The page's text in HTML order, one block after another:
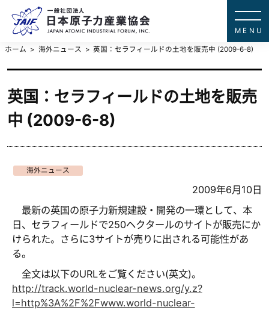
ホーム 海外ニュース 英国：セラフィールドの土地を販売中 (2009-6-8)
英国：セラフィールドの土地を販売
中 (2009-6-8)
海外ニュース
2009年6月10日
最新の英国の原子力新規建設・開発の一環として、本
日、セラフィールドで250ヘクタールのサイトが販売にか
けられた。さらに3サイトが売りに出される可能性があ
る。
全文は以下のURLをご覧ください(英文)。
http://track.world-nuclear-news.org/y.z?
l=http%3A%2F%2Fwww.world-nuclear-